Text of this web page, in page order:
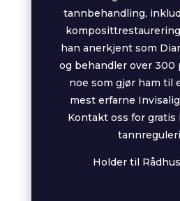
tannbehandling,
han anerkjent som
og behandler over 300
noe som gjør ham til
mest erfarne
Kontakt oss for gratis
Holder til